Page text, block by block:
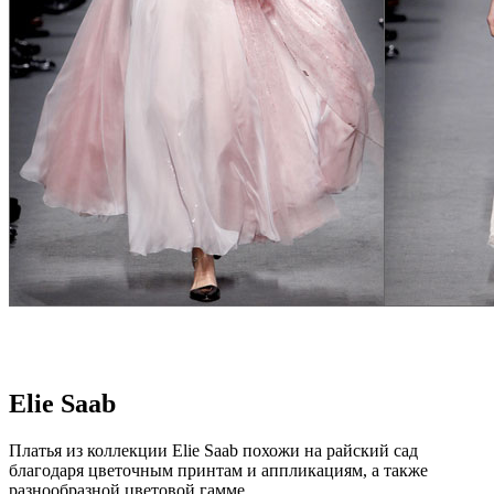
Elie Saab
Платья из коллекции Elie Saab похожи на райский сад
благодаря цветочным принтам и аппликациям, а также